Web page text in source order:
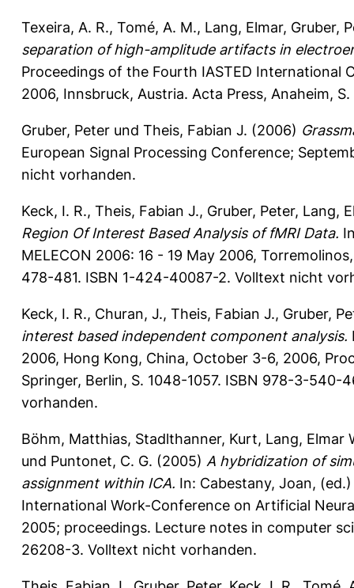
Texeira, A. R., Tomé, A. M., Lang, Elmar, Gruber,
separation of high-amplitude artifacts in
Proceedings of the Fourth IASTED International
2006, Innsbruck, Austria. Acta Press, Anaheim,
Gruber, Peter und Theis, Fabian J. (2006)
European Signal Processing Conference;
nicht vorhanden.
Keck, I. R., Theis, Fabian J., Gruber, Peter, Lang,
Region Of Interest Based Analysis of fMRI Data.
MELECON 2006: 16 - 19 May 2006,
478-481. ISBN 1-424-40087-2. Volltext nicht
Keck, I. R., Churan, J., Theis, Fabian J., Gruber,
interest based independent component analysis.
2006, Hong Kong, China, October 3-6, 2006,
Springer, Berlin, S. 1048-1057. ISBN 978-3-
vorhanden.
Böhm, Matthias, Stadlthanner, Kurt, Lang, Elmar
und Puntonet, C. G. (2005) A hybridization of
assignment within ICA. In: Cabestany, Joan,
International Work-Conference on Artificial
2005; proceedings. Lecture notes in computer
26208-3. Volltext nicht vorhanden.